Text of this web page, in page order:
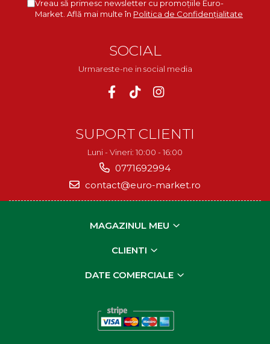
Vreau să primesc newsletter cu promoțiile Euro-
Market. Află mai multe în Politica de Confidențialitate
SOCIAL
Urmareste-ne in social media
SUPORT CLIENTI
Luni - Vineri: 10:00 - 16:00
0771692994
contact@euro-market.ro
MAGAZINUL MEU
CLIENTI
DATE COMERCIALE